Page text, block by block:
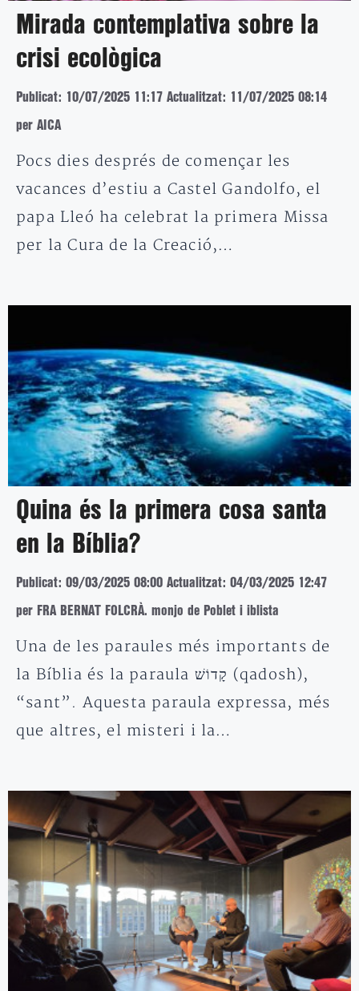
Mirada contemplativa sobre la
crisi ecològica
Publicat: 10/07/2025 11:17 Actualitzat: 11/07/2025 08:14
per AICA
Pocs dies després de començar les
vacances d’estiu a Castel Gandolfo, el
papa Lleó ha celebrat la primera Missa
per la Cura de la Creació,…
Quina és la primera cosa santa
en la Bíblia?
Publicat: 09/03/2025 08:00 Actualitzat: 04/03/2025 12:47
per FRA BERNAT FOLCRÀ. monjo de Poblet i iblista
Una de les paraules més importants de
la Bíblia és la paraula קָדוֹשׁ (qadosh),
“sant”. Aquesta paraula expressa, més
que altres, el misteri i la…